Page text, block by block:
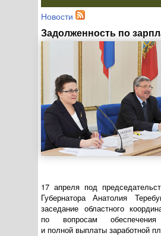
Новости
Задолженность по
17 апреля под
Губернатора Анатолия
заседание областного
по вопросам обеспечения
и полной выплаты заработной